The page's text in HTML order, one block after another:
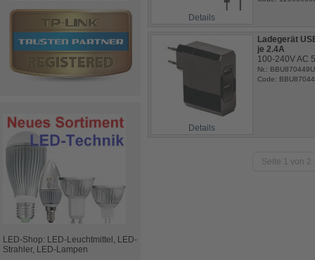
LED-Shop: LED-Leuchtmittel, LED-
Strahler, LED-Lampen
Details
Details
Ladegerät
je 2.4A
100-240V AC
Nr.:
Code:
Seite 1 von 2